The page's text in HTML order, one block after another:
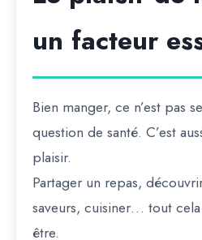
un facteur
Bien manger, ce n’est pas
question de santé. C’est
plaisir.
Partager un repas,
saveurs, cuisiner… tout
être.